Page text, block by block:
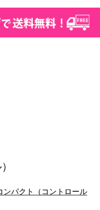
ンパクト（コントロール